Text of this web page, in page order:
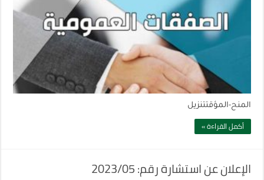
المنح-المؤقتتنزيل
أكمل القراءة »
الإعلان عن استشارة رقم: 2023/05